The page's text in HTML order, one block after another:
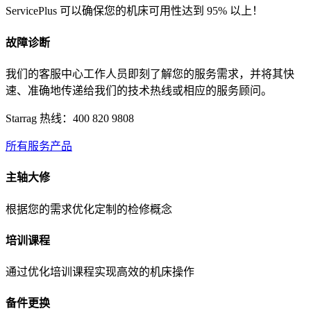
ServicePlus 可以确保您的机床可用性达到 95% 以上！
故障诊断
我们的客服中心工作人员即刻了解您的服务需求，并将其快
速、准确地传递给我们的技术热线或相应的服务顾问。
Starrag 热线：400 820 9808
所有服务产品
主轴大修
根据您的需求优化定制的检修概念
培训课程
通过优化培训课程实现高效的机床操作
备件更换